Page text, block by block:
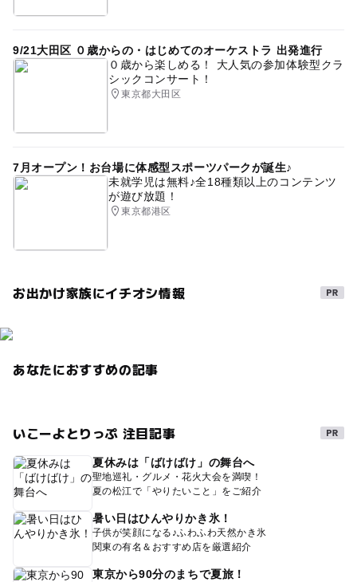
9/21大田区 ０歳からの・はじめてのオーケストラ 出発進行
０歳から楽しめる！ 大人気の参加体験型クラ
シックコンサート！
東京都大田区
7月オープン！お台場に体感型スポーツパークが誕生♪
未就学児は無料♪全18種類以上のコンテンツ
が遊び放題！
東京都港区
お出かけ家族にイチオシ情報
あなたにおすすめの記事
いこーよとりっぷ 注目記事
夏休みは「ばけばけ」の舞台へ
聖地巡礼・グルメ・花火大会を満喫！
夏の松江で「やりたいこと」をご紹介
暑い日はひんやりかき氷！
子供が笑顔になる♪ふわふわ天然かき氷
関東の有名＆おすすめ店を厳選紹介
東京から90分のまちで夏旅！